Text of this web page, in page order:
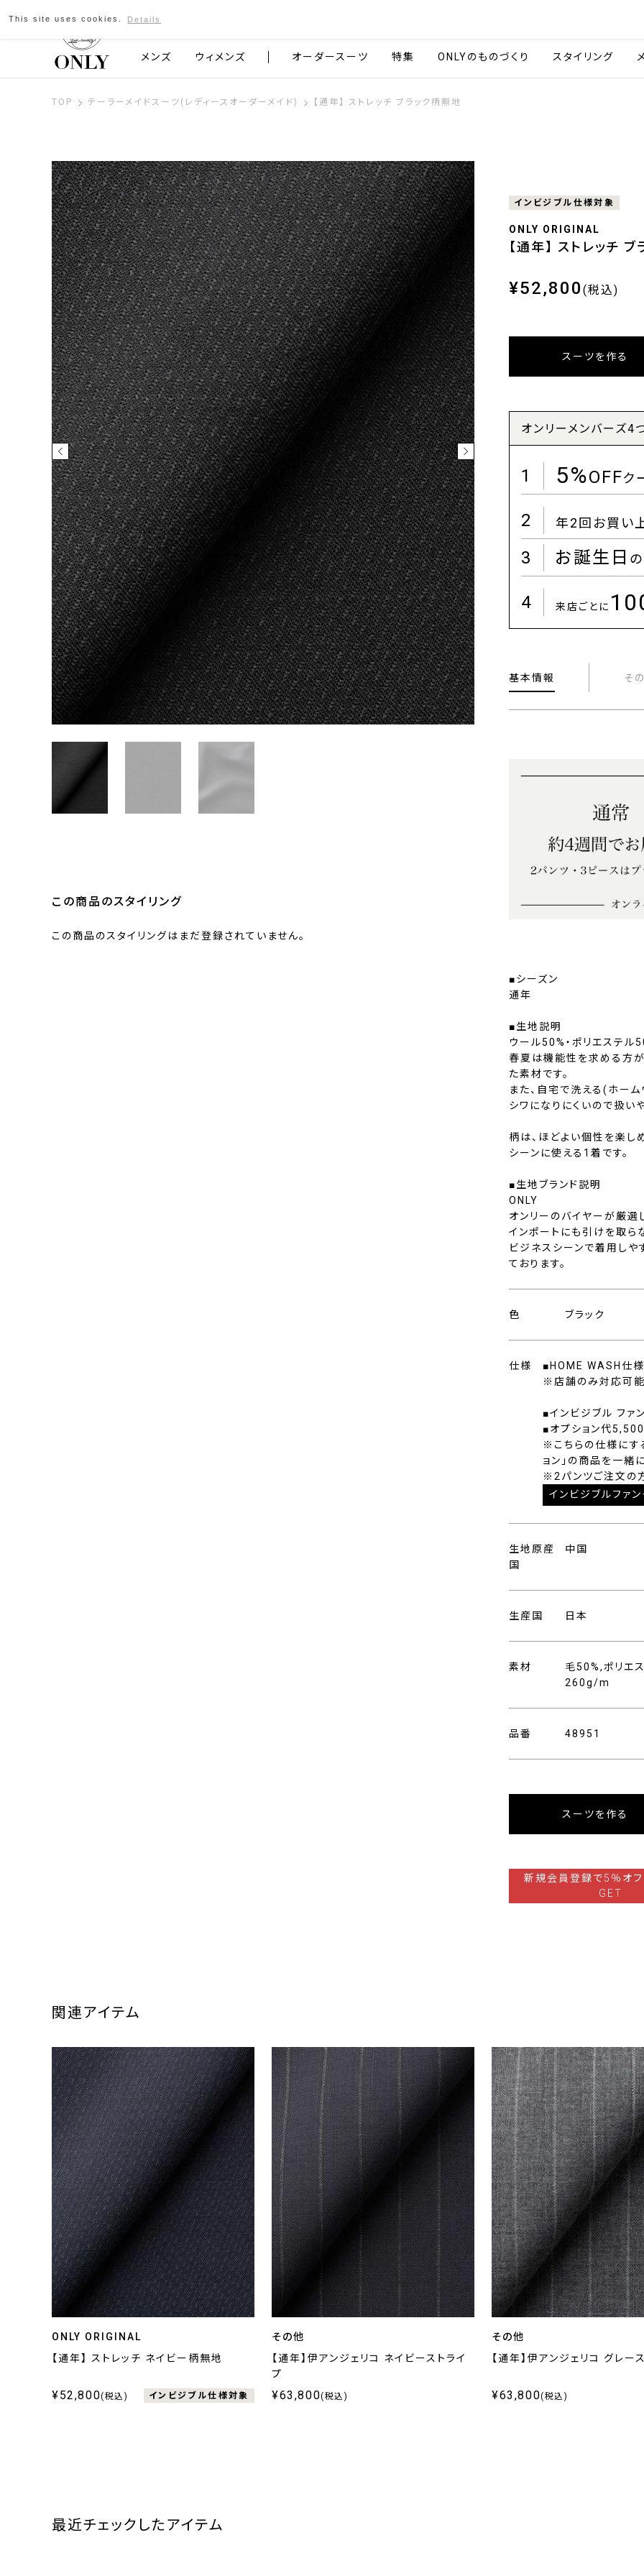
京都発のスーツブランド ONLY
メンズ ウィメンズ オーダースーツ 特集 ONLYのものづくり スタイリング
TOP テーラーメイドスーツ(レディースオーダーメイド) 【通年】 ストレッチ ブラック柄無地
インビジブル仕様対象
ONLY ORIGINAL
【通年】 ストレッチ
¥52,800 (税込)
スーツを作る
オンリーメンバーズ4
1 5%OFFク
2 年2回お買い
3 お誕生日
4 来店ごとに
基本情報 そ
■シーズン
通年
■生地説明
ウール50%・ポリエステル
春夏は機能性を求める方が
た素材です。
また、自宅で洗える(ホー
シワになりにくいので扱い
柄は、ほどよい個性を楽し
シーンに使える1着です。
■生地ブランド説明
ONLY
オンリーのバイヤーが厳選
インポートにも引けを取ら
ビジネスシーンで着用しや
ております。
色 ブラック
仕様
■HOME WASH仕
※店舗のみ対応可能
■インビジブル ファ
■オプション代
※こちらの仕様にす
ョン」の商品を一緒
※2パンツご注文の
インビジブルファ
生地原産
国
中国
生産国 日本
素材
毛50%,ポリエ
260g/m
品番 48951
スーツを作る
新規会員登録で5％オ
GET
この商品のスタイリング
この商品のスタイリングはまだ登録されていません。
関連アイテム
ONLY ORIGINAL
【通年】 ストレッチ ネイビー柄無地
¥52,800(税込) インビジブル仕様対象
その他
【通年】伊アンジェリコ ネイビーストライ
プ
¥63,800(税込)
その他
【通年】伊アンジェリコ グレー
¥63,800(税込)
最近チェックしたアイテム
This site uses cookies. Details